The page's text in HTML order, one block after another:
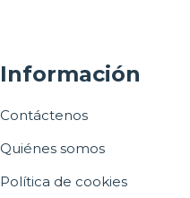
Información
Contáctenos
Quiénes somos
Política de cookies